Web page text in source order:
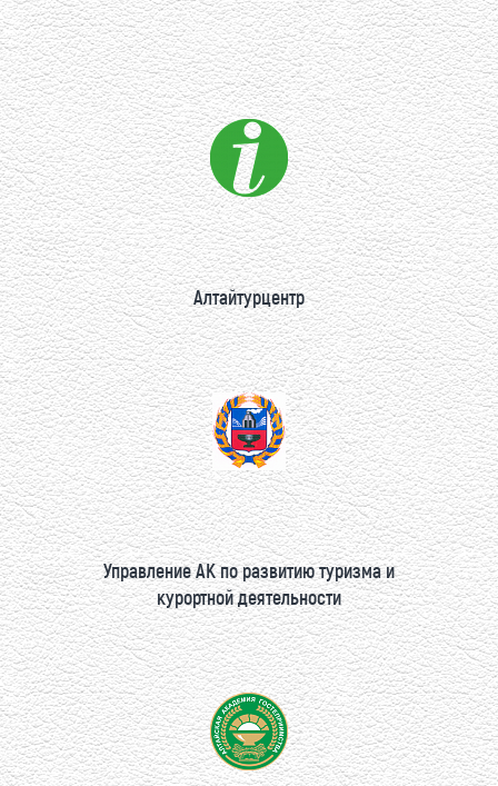
Алтайтурцентр
Управление АК по развитию туризма и
курортной деятельности